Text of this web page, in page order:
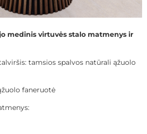
medinis virtuvės stalo matmenys ir
tamsios spalvos natūrali ąžuolo
faneruotė